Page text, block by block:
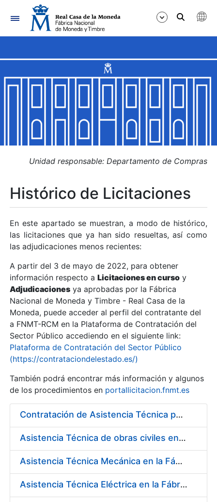
Navegación
Mostrar/Ocultar
Mostrar/Ocultar
Mostrar/Ocultar
Mostrar/Ocultar
Mostrar/Ocultar
Mostrar/Ocultar
Unidad responsable: Departamento de Compras
Histórico de Licitaciones
En este apartado se muestran, a modo de histórico,
las licitaciones que ya han sido resueltas, así como
las adjudicaciones menos recientes:
A partir del 3 de mayo de 2022, para obtener
información respecto a Licitaciones en curso y
Adjudicaciones ya aprobadas por la Fábrica
Nacional de Moneda y Timbre - Real Casa de la
Moneda, puede acceder al perfil del contratante del
a FNMT-RCM en la Plataforma de Contratación del
Sector Público accediendo en el siguiente link:
Plataforma de Contratación del Sector Público
(https://contrataciondelestado.es/)
También podrá encontrar más información y algunos
de los procedimientos en portallicitacion.fnmt.es
Contratación de Asistencia Técnica para la optimización de cargas de trabajo en el Departamento de Compras
Asistencia Técnica de obras civiles en la Fábrica de Papel de Burgos durante el año 2016
Asistencia Técnica Mecánica en la Fábrica de Papel de Burgos durante el año 2016
Asistencia Técnica Eléctrica en la Fábrica de Papel de Burgos durante el año 2016